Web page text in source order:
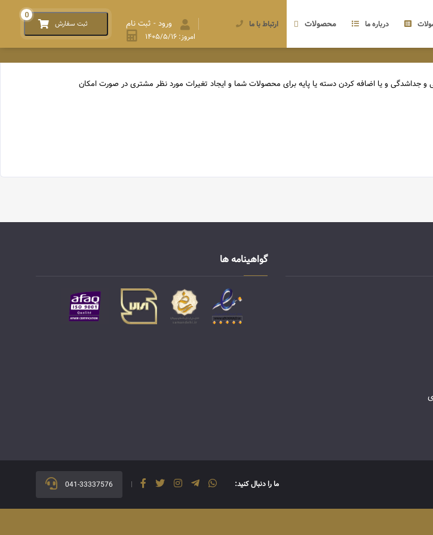
درباره ما محصولات ارتباط با ما ثبت سفارش
0
ورود - ثبت نام
امروز: ۱۴۰۵/۵/۱۶
جداشدگی و یا اضافه کردن دسته یا پایه برای محصولات شما و ایجاد تغیرات مورد نظر مشتری در صورت امکان
گواهینامه ها
041-33337576 ما را دنبال کنید: